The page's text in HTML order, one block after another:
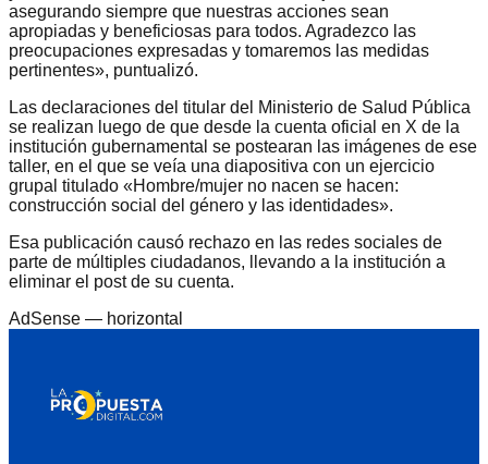
asegurando siempre que nuestras acciones sean
apropiadas y beneficiosas para todos. Agradezco las
preocupaciones expresadas y tomaremos las medidas
pertinentes», puntualizó.
Las declaraciones del titular del Ministerio de Salud Pública
se realizan luego de que desde la cuenta oficial en X de la
institución gubernamental se postearan las imágenes de ese
taller, en el que se veía una diapositiva con un ejercicio
grupal titulado «Hombre/mujer no nacen se hacen:
construcción social del género y las identidades».
Esa publicación causó rechazo en las redes sociales de
parte de múltiples ciudadanos, llevando a la institución a
eliminar el post de su cuenta.
AdSense — horizontal